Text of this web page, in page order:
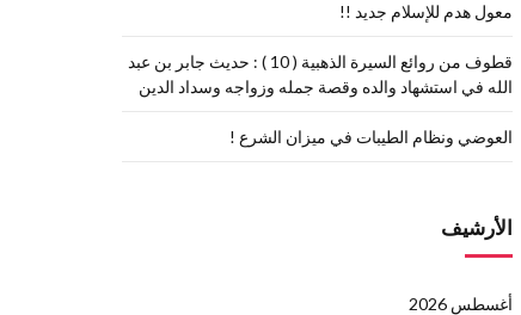
معول هدم للإسلام جديد !!
قطوف من روائع السيرة الذهبية ( 10 ) : حديث جابر بن عبد
الله في استشهاد والده وقصة جمله وزواجه وسداد الدين
العوضي ونظام الطيبات في ميزان الشرع !
الأرشيف
أغسطس 2026